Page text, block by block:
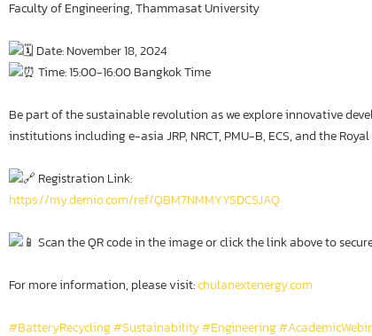
Faculty of Engineering, Thammasat University
Date: November 18, 2024
Time: 15:00-16:00 Bangkok Time
Be part of the sustainable revolution as we explore innovative
institutions including e-asia JRP, NRCT, PMU-B, ECS, and the
Registration Link:
https://my.demio.com/ref/QBM7NMMYYSDCSJAQ
Scan the QR code in the image or click the link above to
For more information, please visit:chulanextenergy.com
#BatteryRecycling#Sustainability#Engineering